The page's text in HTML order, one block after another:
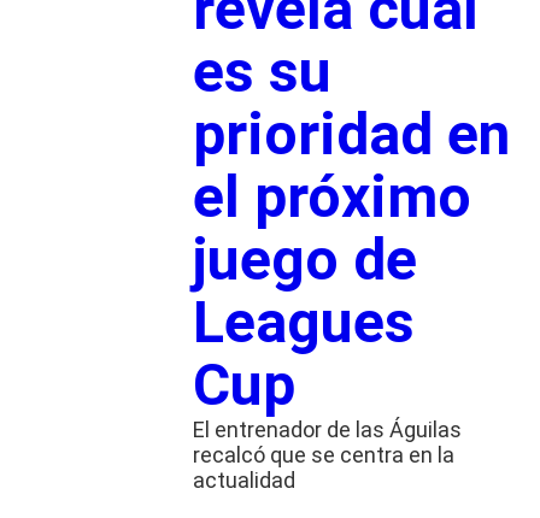
es su
prioridad en
el próximo
juego de
Leagues
Cup
El entrenador de las Águilas
recalcó que se centra en la
actualidad